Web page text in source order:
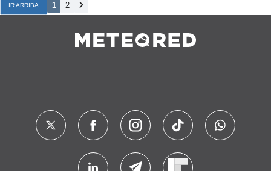
IR ARRIBA 1 2